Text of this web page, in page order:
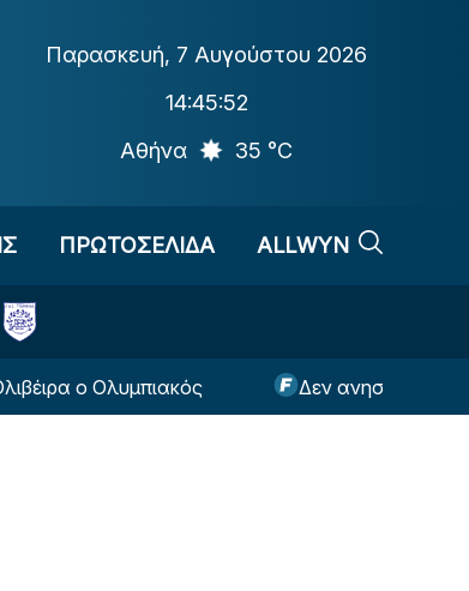
Παρασκευή, 7 Αυγούστου 2026
14:45:53
Αθήνα
35 °C
ΠΡΩΤΟΣΕΛΙΔΑ ALLWYN
ο Ολυμπιακός Δεν ανησυχεί ο